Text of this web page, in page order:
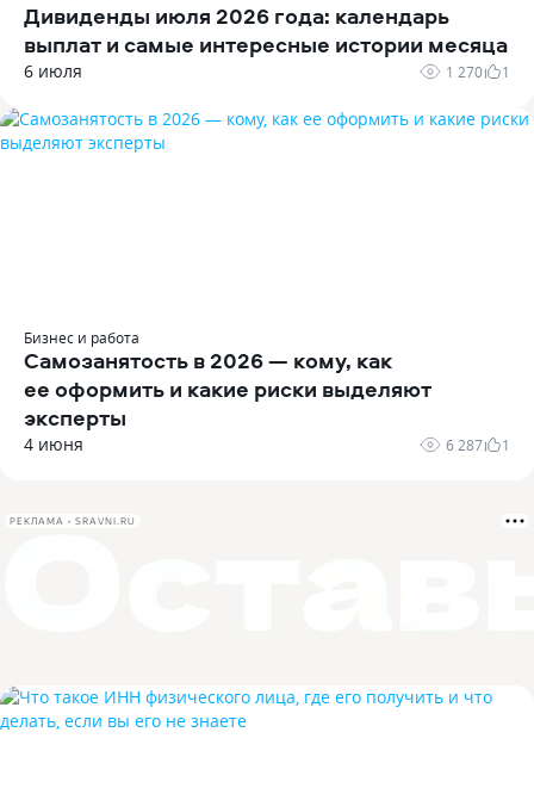
Дивиденды июля 2026 года: календарь
выплат и самые интересные истории месяца
6 июля 1 270 1
Бизнес и работа
Самозанятость в 2026 — кому, как
ее оформить и какие риски выделяют
эксперты
4 июня 6 287 1
РЕКЛАМА • SRAVNI.RU